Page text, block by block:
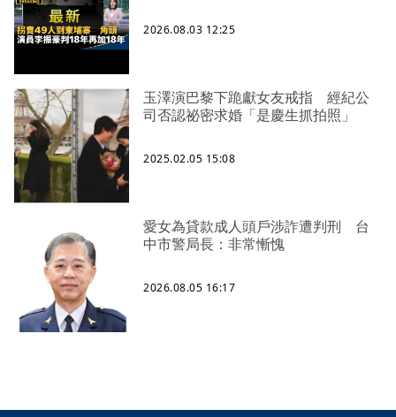
2026.08.03 12:25
玉澤演巴黎下跪獻女友戒指 經紀公
司否認祕密求婚「是慶生抓拍照」
2025.02.05 15:08
愛女為貸款成人頭戶涉詐遭判刑 台
中市警局長：非常慚愧
2026.08.05 16:17